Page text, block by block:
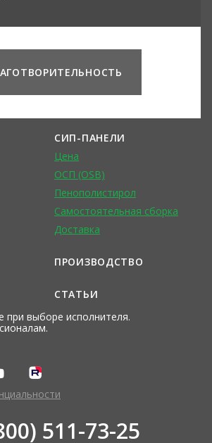
при выборе исполнителя.
СИП-ПАНЕЛИ
Цена
ОСП (OSB)
Пенополистирол
Самостоятельная сборка
Доставка
ПРОИЗВОДСТВО
СТАТЬИ
511-73-25